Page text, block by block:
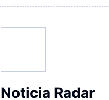
Radar